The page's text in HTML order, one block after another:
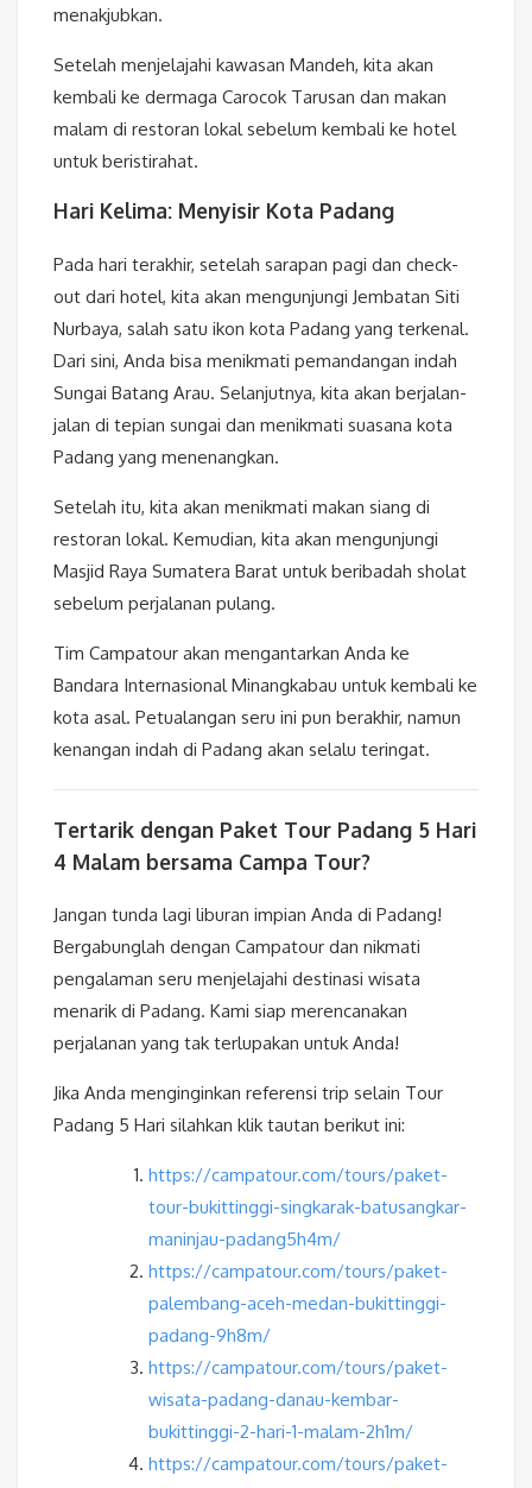
menakjubkan.
Setelah menjelajahi kawasan Mandeh, kita akan
kembali ke dermaga Carocok Tarusan dan makan
malam di restoran lokal sebelum kembali ke hotel
untuk beristirahat.
Hari Kelima: Menyisir Kota Padang
Pada hari terakhir, setelah sarapan pagi dan check-
out dari hotel, kita akan mengunjungi Jembatan Siti
Nurbaya, salah satu ikon kota Padang yang terkenal.
Dari sini, Anda bisa menikmati pemandangan indah
Sungai Batang Arau. Selanjutnya, kita akan berjalan-
jalan di tepian sungai dan menikmati suasana kota
Padang yang menenangkan.
Setelah itu, kita akan menikmati makan siang di
restoran lokal. Kemudian, kita akan mengunjungi
Masjid Raya Sumatera Barat untuk beribadah sholat
sebelum perjalanan pulang.
Tim Campatour akan mengantarkan Anda ke
Bandara Internasional Minangkabau untuk kembali ke
kota asal. Petualangan seru ini pun berakhir, namun
kenangan indah di Padang akan selalu teringat.
Tertarik dengan Paket Tour Padang 5 Hari
4 Malam bersama Campa Tour?
Jangan tunda lagi liburan impian Anda di Padang!
Bergabunglah dengan Campatour dan nikmati
pengalaman seru menjelajahi destinasi wisata
menarik di Padang. Kami siap merencanakan
perjalanan yang tak terlupakan untuk Anda!
Jika Anda menginginkan referensi trip selain Tour
Padang 5 Hari silahkan klik tautan berikut ini:
https://campatour.com/tours/paket-
tour-bukittinggi-singkarak-batusangkar-
maninjau-padang5h4m/
https://campatour.com/tours/paket-
palembang-aceh-medan-bukittinggi-
padang-9h8m/
https://campatour.com/tours/paket-
wisata-padang-danau-kembar-
bukittinggi-2-hari-1-malam-2h1m/
https://campatour.com/tours/paket-